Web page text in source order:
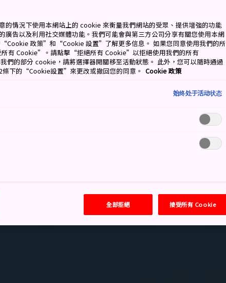
的情況下使用本網站上的 cookie 來衡量我們網站的受眾、提供增強的功能
廣告以及利用社交媒體功能。我們可能會與第三方公司分享有關您使用本網
“Cookie 政策”和“Cookie 設置”了解更多信息。 如果您同意使用我們的所
有 Cookie”。請點擊“拒絕所有 Cookie”以拒絕使用我們的所有
們的部分 cookie，請將選擇器開關移至活動狀態。 此外，您可以隨時通過
條下的“Cookie設置”來更改或撤回您的同意。 Cookie 政策
始终处于活动状态
全部拒絕 接受所有 Cookie